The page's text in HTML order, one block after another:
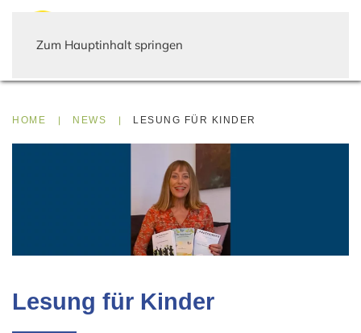
Zum Hauptinhalt springen
HOME NEWS LESUNG FÜR KINDER
Lesung für Kinder